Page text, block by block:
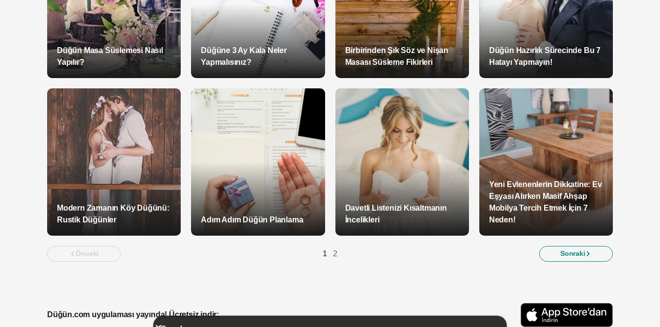
Düğün Masa Süslemesi Nasıl
Yapılır?
Düğüne 3 Ay Kala Neler
Yapmalısınız?
Birbirinden Şık Söz ve Nişan
Masası Süsleme Fikirleri
Düğün Hazırlık Sürecinde Bu 7
Hatayı Yapmayın!
Modern Zamanın Köy Düğünü:
Rustik Düğünler
Adım Adım Düğün Planlama
Davetli Listenizi Kısaltmanın
İncelikleri
Yeni Evlenenlerin Dikkatine: Ev
Eşyası Alırken Masif Ahşap
Mobilya Tercih Etmek İçin 7
Neden!
Önceki 1 2 Sonraki
Düğün.com uygulaması yayında! Ücretsiz indir: